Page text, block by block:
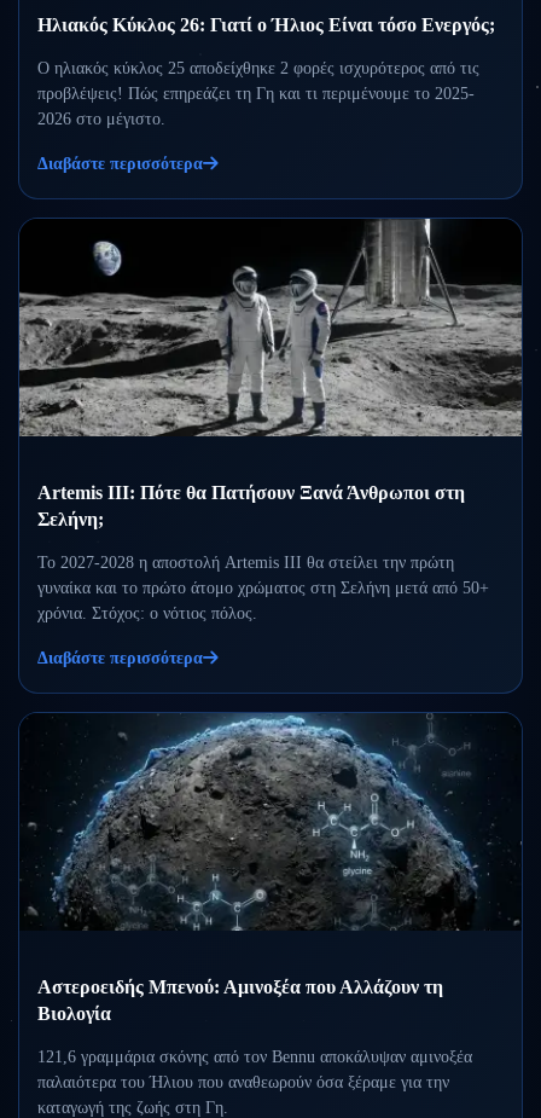
Ηλιακός Κύκλος 26: Γιατί ο Ήλιος Είναι τόσο Ενεργός;
Ο ηλιακός κύκλος 25 αποδείχθηκε 2 φορές ισχυρότερος από τις
προβλέψεις! Πώς επηρεάζει τη Γη και τι περιμένουμε το 2025-
2026 στο μέγιστο.
Διαβάστε περισσότερα
Artemis III: Πότε θα Πατήσουν Ξανά Άνθρωποι στη
Σελήνη;
Το 2027-2028 η αποστολή Artemis III θα στείλει την πρώτη
γυναίκα και το πρώτο άτομο χρώματος στη Σελήνη μετά από 50+
χρόνια. Στόχος: ο νότιος πόλος.
Διαβάστε περισσότερα
Αστεροειδής Μπενού: Αμινοξέα που Αλλάζουν τη
Βιολογία
121,6 γραμμάρια σκόνης από τον Bennu αποκάλυψαν αμινοξέα
παλαιότερα του Ήλιου που αναθεωρούν όσα ξέραμε για την
καταγωγή της ζωής στη Γη.